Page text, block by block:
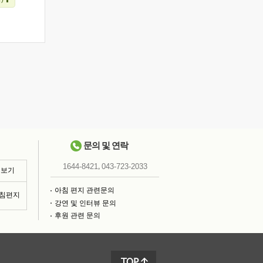
기
편지
문의 및 연락
1644-8421 043-723-2033
아침 편지 관련문의
강연 및 인터뷰 문의
후원 관련 문의